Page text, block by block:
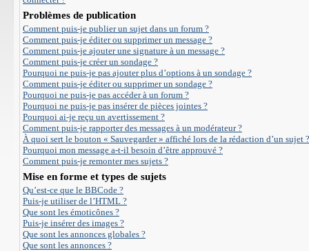
Problèmes de publication
Comment puis-je publier un sujet dans un forum ?
Comment puis-je éditer ou supprimer un message ?
Comment puis-je ajouter une signature à un message ?
Comment puis-je créer un sondage ?
Pourquoi ne puis-je pas ajouter plus d’options à un sondage ?
Comment puis-je éditer ou supprimer un sondage ?
Pourquoi ne puis-je pas accéder à un forum ?
Pourquoi ne puis-je pas insérer de pièces jointes ?
Pourquoi ai-je reçu un avertissement ?
Comment puis-je rapporter des messages à un modérateur ?
À quoi sert le bouton « Sauvegarder » affiché lors de la rédaction d’un sujet ?
Pourquoi mon message a-t-il besoin d’être approuvé ?
Comment puis-je remonter mes sujets ?
Mise en forme et types de sujets
Qu’est-ce que le BBCode ?
Puis-je utiliser de l’HTML ?
Que sont les émoticônes ?
Puis-je insérer des images ?
Que sont les annonces globales ?
Que sont les annonces ?